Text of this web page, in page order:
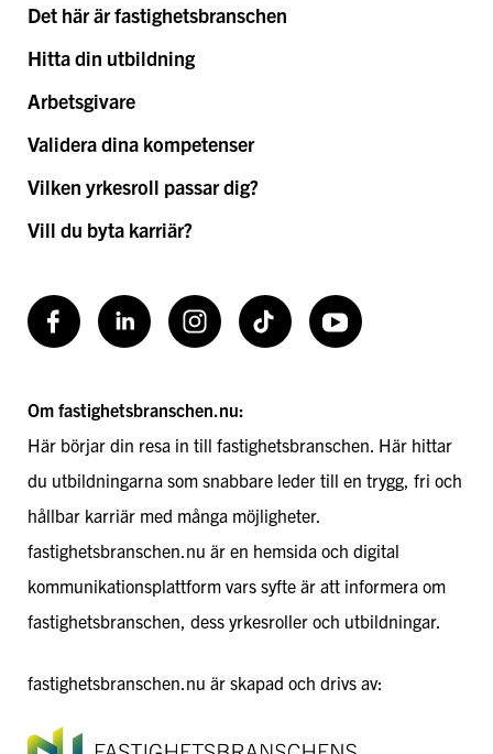
Det här är fastighetsbranschen
Hitta din utbildning
Arbetsgivare
Validera dina kompetenser
Vilken yrkesroll passar dig?
Vill du byta karriär?
FacebookLinkedInInstagramTikToK Youtube
Om fastighetsbranschen.nu:
Här börjar din resa in till fastighetsbranschen. Här hittar
du utbildningarna som snabbare leder till en trygg, fri och
hållbar karriär med många möjligheter.
fastighetsbranschen.nu är en hemsida och digital
kommunikationsplattform vars syfte är att informera om
fastighetsbranschen, dess yrkesroller och utbildningar.
fastighetsbranschen.nu är skapad och drivs av: